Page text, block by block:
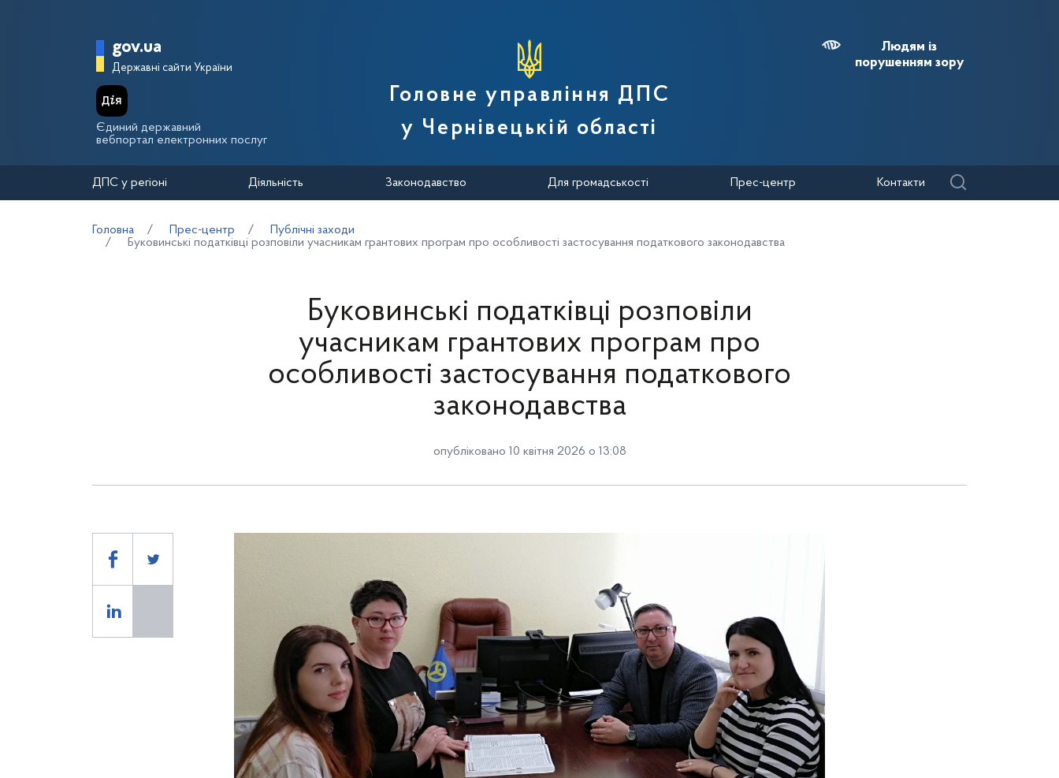
Головна сторінка Державної податкової служби України
gov.ua
Державні сайти України
Єдиний державний
вебпортал електронних послуг
Головне управління ДПС
у Чернівецькій області
Людям із
порушенням зору
ДПС у регіоні Діяльність Законодавство Для громадськості Прес-центр Контакти
Головна Прес-центр
Публічні заходи
Буковинські податківці розповіли учасникам грантових програм про особливості застосування податкового законодавства
Буковинські податківці розповіли
учасникам грантових програм про
особливості застосування податкового
законодавства
опубліковано 10 квітня 2026 о 13:08